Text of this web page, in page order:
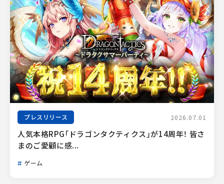
プレスリリース 2026.07.01
人気本格RPG「ドラゴンタクティクス」が14周年！ 皆さ
まのご愛顧に感...
ゲーム